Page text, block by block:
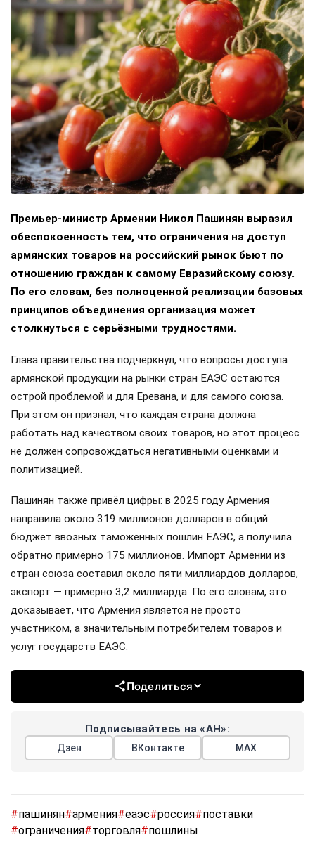
Премьер-министр Армении Никол Пашинян выразил
обеспокоенность тем, что ограничения на доступ
армянских товаров на российский рынок бьют по
отношению граждан к самому Евразийскому союзу.
По его словам, без полноценной реализации базовых
принципов объединения организация может
столкнуться с серьёзными трудностями.
Глава правительства подчеркнул, что вопросы доступа
армянской продукции на рынки стран ЕАЭС остаются
острой проблемой и для Еревана, и для самого союза.
При этом он признал, что каждая страна должна
работать над качеством своих товаров, но этот процесс
не должен сопровождаться негативными оценками и
политизацией.
Пашинян также привёл цифры: в 2025 году Армения
направила около 319 миллионов долларов в общий
бюджет ввозных таможенных пошлин ЕАЭС, а получила
обратно примерно 175 миллионов. Импорт Армении из
стран союза составил около пяти миллиардов долларов,
экспорт — примерно 3,2 миллиарда. По его словам, это
доказывает, что Армения является не просто
участником, а значительным потребителем товаров и
услуг государств ЕАЭС.
Поделиться
Подписывайтесь на «АН»:
Дзен ВКонтакте МАХ
#пашинян#армения#еаэс#россия#поставки
#ограничения#торговля#пошлины